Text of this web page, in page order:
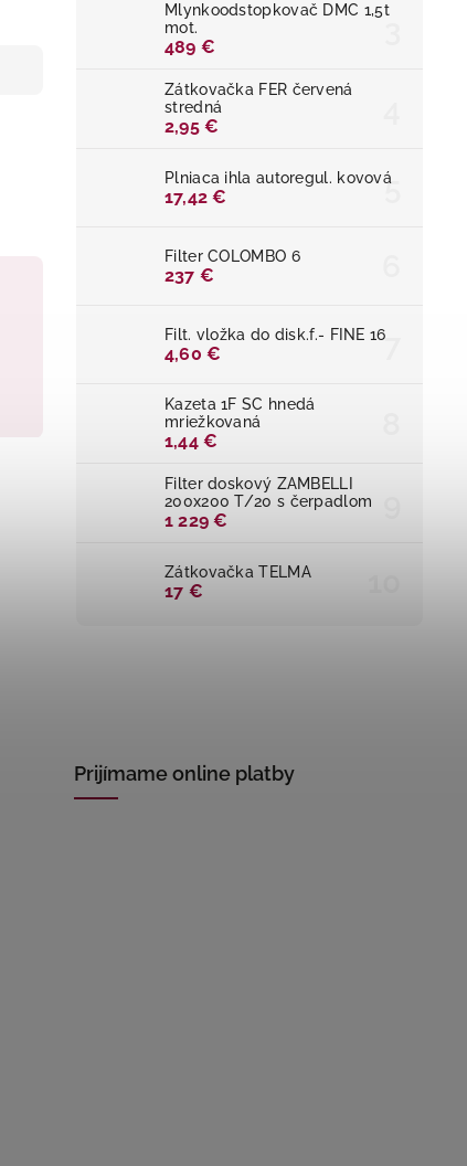
Mlynkoodstopkovač DMC 1,5t
mot.
489 €
Zátkovačka FER červená
stredná
2,95 €
Plniaca ihla autoregul. kovová
17,42 €
Filter COLOMBO 6
237 €
Filt. vložka do disk.f.- FINE 16
4,60 €
Kazeta 1F SC hnedá
mriežkovaná
1,44 €
Filter doskový ZAMBELLI
200x200 T/20 s čerpadlom
1 229 €
Zátkovačka TELMA
17 €
Prijímame online platby